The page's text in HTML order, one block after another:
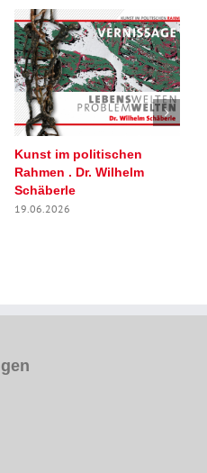
Kunst im politischen
Rahmen . Dr. Wilhelm
Schäberle
19.06.2026